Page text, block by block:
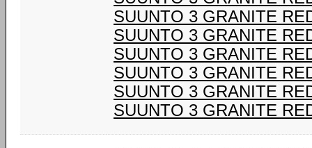
SUUNTO 3 GRANITE
SUUNTO 3 GRANITE
SUUNTO 3 GRANITE
SUUNTO 3 GRANITE
SUUNTO 3 GRANITE
SUUNTO 3 GRANITE